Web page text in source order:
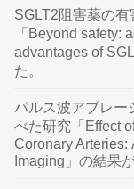
SGLT2阻害薬の
「Beyond safety:
advantages of
た。
パルス波アブレー
べた研究「Effect
Coronary Arteries:
Imaging」の結果